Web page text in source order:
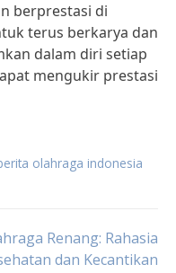
berprestasi di
terus berkarya dan
dalam diri setiap
mengukir prestasi
olahraga indonesia
Renang: Rahasia
dan Kecantikan